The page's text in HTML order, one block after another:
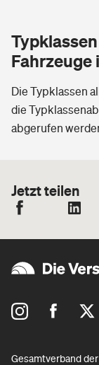
Fahrzeuge
Die Typklassen
die
abgerufen
Jetzt teilen
Gesamtverband